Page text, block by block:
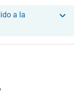
a la
5